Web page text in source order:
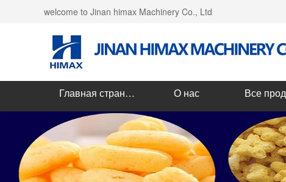
welcome to Jinan himax Machinery Co., Ltd
Главная страница О нас Все